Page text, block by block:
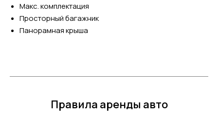
Макс. комплектация
Просторный багажник
Панорамная крыша
Правила аренды авто